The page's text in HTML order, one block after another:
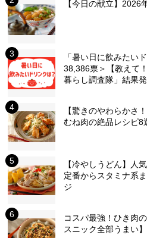
【今日の献立】2026
「暑い日に飲みたい
38,386票＞【教えて
暮らし調査隊」結果
【驚きのやわらかさ
むね肉の絶品レシピ8
【冷やしうどん】人
定番からスタミナ系
ジ
コスパ最強！ひき肉
スニック全部うまい】